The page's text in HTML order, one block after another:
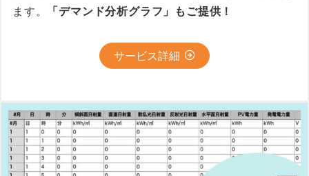
ます。
「デマンド分析グラフ」もご提供！
サービス詳細